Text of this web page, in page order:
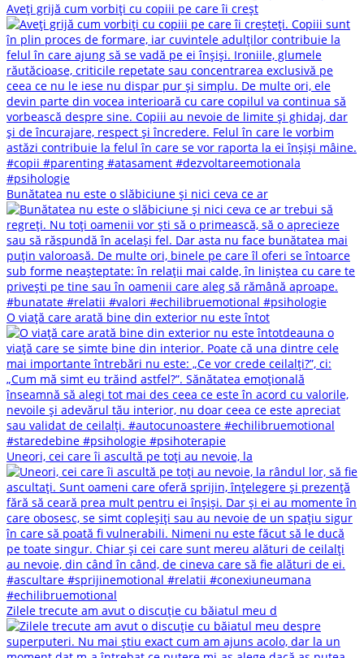
Aveți grijă cum vorbiți cu copiii pe care îi creșt
Bunătatea nu este o slăbiciune și nici ceva ce ar
O viață care arată bine din exterior nu este întot
Uneori, cei care îi ascultă pe toți au nevoie, la
Zilele trecute am avut o discuție cu băiatul meu d